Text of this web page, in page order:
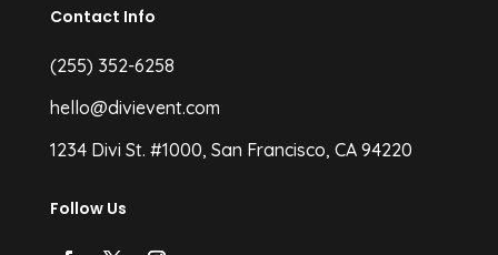
Contact Info
(255) 352-6258
hello@divievent.com
1234 Divi St. #1000, San Francisco, CA 94220
Follow Us